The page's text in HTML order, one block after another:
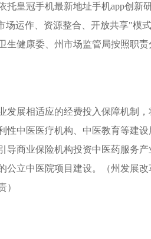
皇冠手机最新地址手机app创新
运作、资源整合、开放共享"模
健康委、州市场监管局按照职责
发展相适应的经费投入保障机制
中医医疗机构、中医教育等建
商业保险机构投资中医药服务
立中医院项目建设。（州发展
）